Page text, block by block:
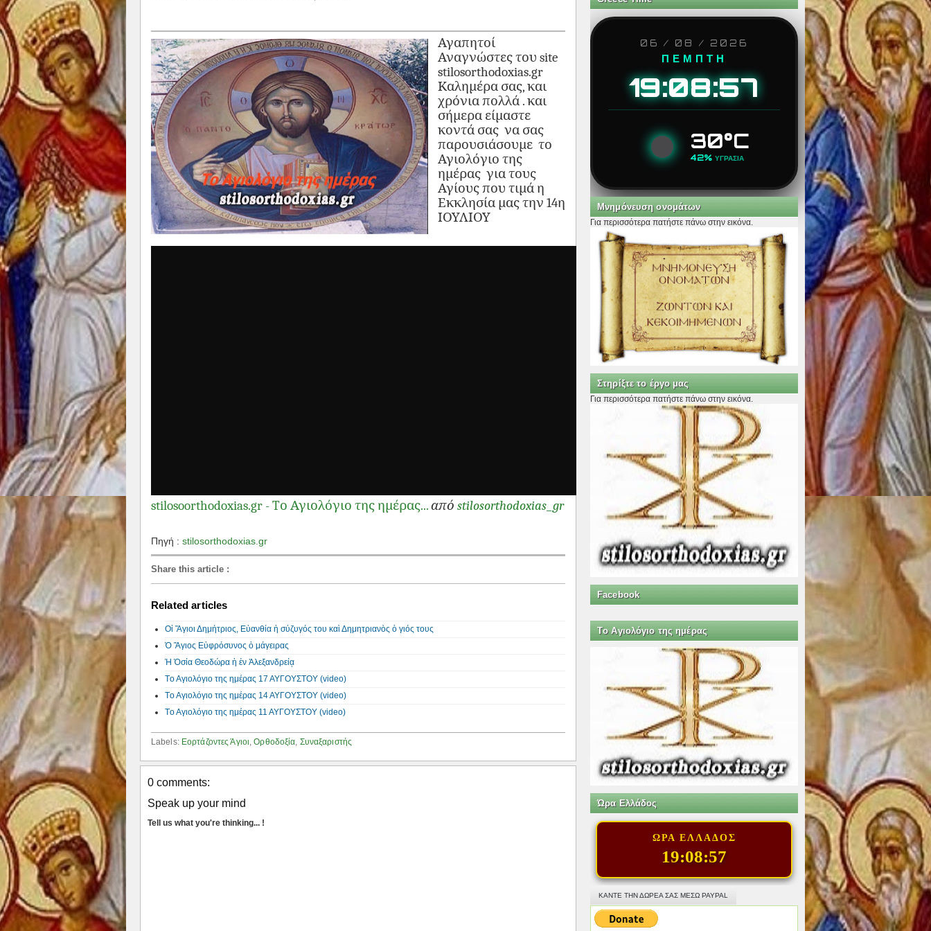
Αγαπητοί
Αναγνώστες του site
stilosorthodoxias.gr
Καλημέρα σας, και
χρόνια πολλά . και
σήμερα είμαστε
κοντά σας να σας
παρουσιάσουμε το
Αγιολόγιο της
ημέρας για τους
Αγίους που τιμά η
Εκκλησία μας την 14η
ΙΟΥΛΙΟΥ
stilosoorthodoxias.gr - Tο Αγιολόγιο της ημέρας...από stilosorthodoxias_gr
Πηγή : stilosorthodoxias.gr
Share this article :
Related articles
Οἱ Ἅγιοι Δημήτριος, Εὐανθία ἡ σύζυγός του καὶ Δημητριανὸς ὁ γιός τους
Ὁ Ἅγιος Εὐφρόσυνος ὁ μάγειρας
Ἡ Ὁσία Θεοδώρα ἡ ἐν Ἀλεξανδρείᾳ
Tο Αγιολόγιο της ημέρας 17 ΑΥΓΟΥΣΤΟΥ (video)
Tο Αγιολόγιο της ημέρας 14 ΑΥΓΟΥΣΤΟΥ (video)
Tο Αγιολόγιο της ημέρας 11 ΑΥΓΟΥΣΤΟΥ (video)
Labels: Εορτάζοντες Άγιοι ,Ορθοδοξία Συναξαριστής
0 comments:
Speak up your mind
Tell us what you're thinking... !
06 / 08 / 2026
ΠΕΜΠΤΗ
19:08:58
30°C
42% ΥΓΡΑΣΙΑ
Μνημόνευση ονομάτων
Για περισσότερα πατήστε πάνω στην εικόνα.
Στηρίξτε το έργο μας
Για περισσότερα πατήστε πάνω στην εικόνα.
Facebook
Tο Αγιολόγιο της ημέρας
Ώρα Ελλάδος
ΩΡΑ ΕΛΛΑΔΟΣ
19:08:58
ΚΑΝΤΕ ΤΗΝ ΔΩΡΕΑ ΣΑΣ ΜΕΣΩ PAYPAL